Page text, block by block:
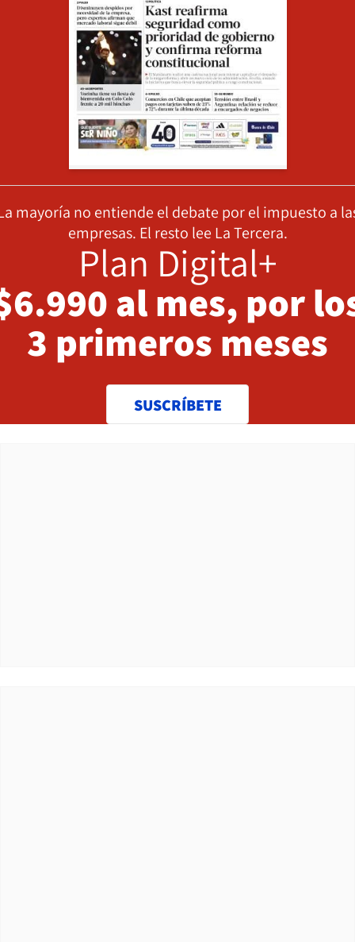
mayoría no entiende el debate por el impuesto a
empresas. El resto lee La Tercera.
Plan Digital+
al mes, por
3 primeros meses
SUSCRÍBETE